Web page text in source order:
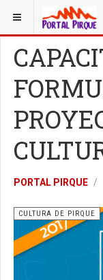
ESTÁ AQUÍ: CULTURA
PORTAL PIRQUE
CULTURA DE PIRQUE